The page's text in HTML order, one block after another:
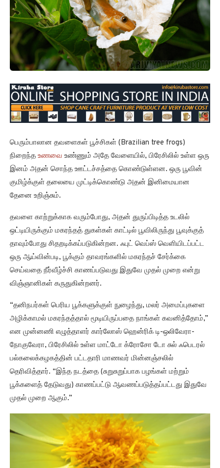
பெரும்பாலான தவளைகள் பூச்சிகள் (Brazilian tree frogs)
நிறைந்த உணவை உண்ணும் அதே வேளையில், பிரேசிலில் உள்ள ஒரு
இனம் அதன் சொந்த ஊட்டச்சத்தை கொண்டுள்ளன. ஒரு பூவின்
குமிழ்க்குள் தலையை முட்டிக்கொண்டு அதன் இனிமையான
தேனை உறிஞ்சும்.
தவளை காற்றுக்காக வரும்போது, அதன் துருப்பிடித்த உடலில்
ஒட்டியிருக்கும் மகரந்தத் துகள்கள் காட்டில் பூவிலிருந்து பூவுக்குத்
தாவும்போது சிதறடிக்கப்படுகின்றன. ஃபுட் வெப்ஸ் வெளியிடப்பட்ட
ஒரு ஆய்வின்படி, பூக்கும் தாவரங்களில் மகரந்தச் சேர்க்கை
செய்வதை நீர்வீழ்ச்சி காணப்படுவது இதுவே முதல் முறை என்று
விஞ்ஞானிகள் கருதுகின்றனர்.
“தனிநபர்கள் பெரிய பூக்களுக்குள் நுழைந்து, மலர் அமைப்புகளை
அழிக்காமல் மகரந்தத்தால் மூடியிருப்பதை நாங்கள் கவனித்தோம்,”
என முன்னணி எழுத்தாளர் கார்லோஸ் ஹென்ரிக் டி-ஒலிவேரா-
நோகுவேரா, பிரேசிலில் உள்ள மாட்டோ க்ரோசோ டோ சுல் ஃபெடரல்
பல்கலைக்கழகத்தின் பட்டதாரி மாணவர் மின்னஞ்சலில்
தெரிவித்தார். “இந்த நடத்தை (சுறுசுறுப்பாக பழங்கள் மற்றும்
பூக்களைத் தேடுவது) காணப்பட்டு ஆவணப்படுத்தப்பட்டது இதுவே
முதல் முறை ஆகும்.”